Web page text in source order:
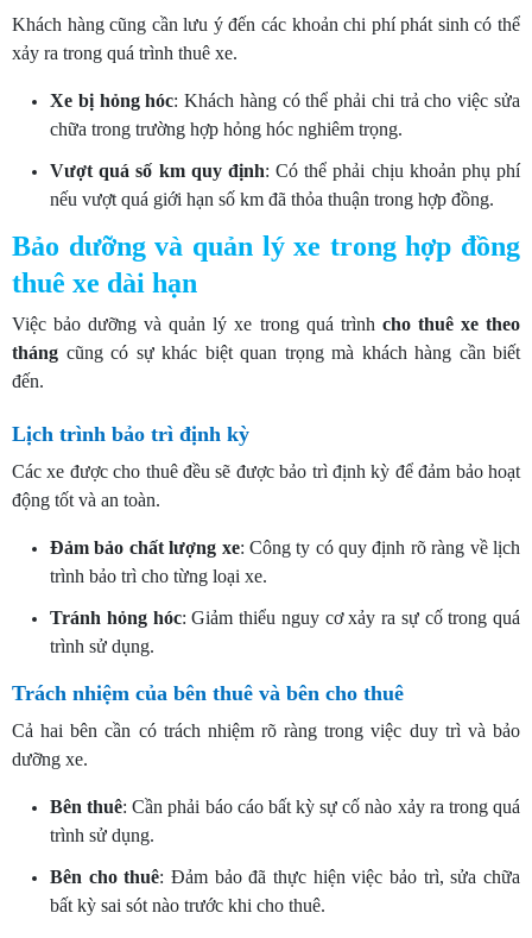
Khách hàng cũng cần lưu ý đến các khoản chi phí phát sinh có thể
xảy ra trong quá trình thuê xe.
Xe bị hỏng hóc: Khách hàng có thể phải chi trả cho việc sửa
chữa trong trường hợp hỏng hóc nghiêm trọng.
Vượt quá số km quy định: Có thể phải chịu khoản phụ phí
nếu vượt quá giới hạn số km đã thỏa thuận trong hợp đồng.
Bảo dưỡng và quản lý xe trong hợp đồng
thuê xe dài hạn
Việc bảo dưỡng và quản lý xe trong quá trình cho thuê xe theo
tháng cũng có sự khác biệt quan trọng mà khách hàng cần biết
đến.
Lịch trình bảo trì định kỳ
Các xe được cho thuê đều sẽ được bảo trì định kỳ để đảm bảo hoạt
động tốt và an toàn.
Đảm bảo chất lượng xe: Công ty có quy định rõ ràng về lịch
trình bảo trì cho từng loại xe.
Tránh hỏng hóc: Giảm thiểu nguy cơ xảy ra sự cố trong quá
trình sử dụng.
Trách nhiệm của bên thuê và bên cho thuê
Cả hai bên cần có trách nhiệm rõ ràng trong việc duy trì và bảo
dưỡng xe.
Bên thuê: Cần phải báo cáo bất kỳ sự cố nào xảy ra trong quá
trình sử dụng.
Bên cho thuê: Đảm bảo đã thực hiện việc bảo trì, sửa chữa
bất kỳ sai sót nào trước khi cho thuê.